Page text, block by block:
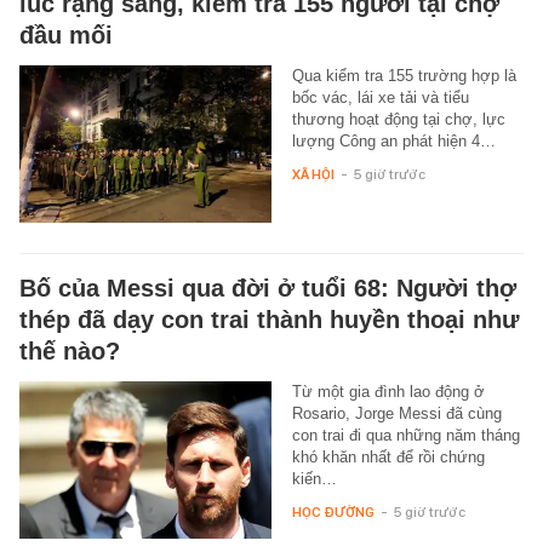
đầu mối
Qua kiểm tra 155 trường hợp là
bốc vác, lái xe tải và tiểu
thương hoạt động tại chợ, lực
lượng Công an phát hiện 4…
XÃ HỘI - 5 giờ trước
Bố của Messi qua đời ở tuổi 68: Người thợ
thép đã dạy con trai thành huyền thoại như
thế nào?
Từ một gia đình lao động ở
Rosario, Jorge Messi đã cùng
con trai đi qua những năm tháng
khó khăn nhất để rồi chứng
kiến…
HỌC ĐƯỜNG - 5 giờ trước